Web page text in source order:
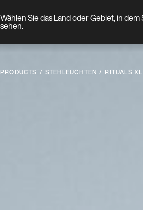
Wählen Sie das Land oder Gebiet, in
sehen. Produkt
PRODUCTS STEHLEUCHTEN RITUALS XL